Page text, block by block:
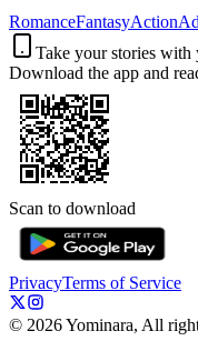
RomanceFantasyAction
Take your stories with
Download the app and
Scan to download
PrivacyTerms of Service
© 2026Yominara, All